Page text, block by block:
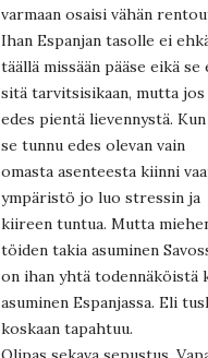
varmaan osaisi vähän
Ihan Espanjan tasolle ei
täällä missään pääse eikä se
sitä tarvitsisikaan, mutta jos
edes pientä lievennystä.
se tunnu edes olevan vain
omasta asenteesta kiinni
ympäristö jo luo stressin ja
kiireen tuntua. Mutta
töiden takia asuminen
on ihan yhtä todennäköistä
asuminen Espanjassa. Eli
koskaan tapahtuu.